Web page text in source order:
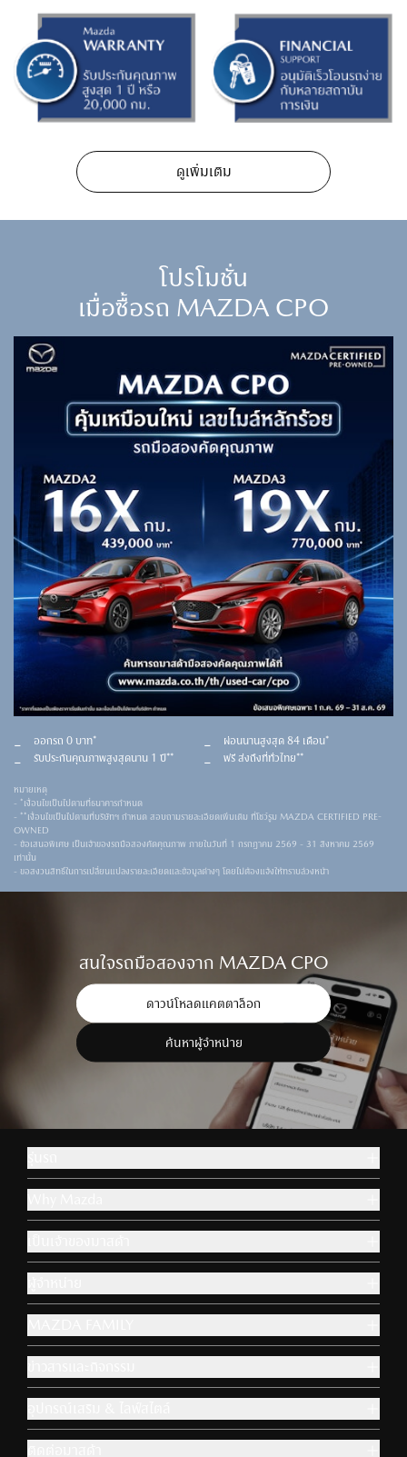
ดูเพิ่มเติม
โปรโมชั่น
เมื่อซื้อรถ MAZDA CPO
ออกรถ 0 บาท*​
ผ่อนนานสูงสุด 84 เดือน*​
รับประกันคุณภาพสูงสุดนาน 1 ปี**​
ฟรี ส่งถึงที่ทั่วไทย**
หมายเหตุ
- *เงื่อนไขเป็นไปตามที่ธนาคารกำหนด
- **เงื่อนไขเป็นไปตามที่บริษัทฯ กำหนด สอบถามรายละเอียดเพิ่มเติม ที่โชว์รูม MAZDA CERTIFIED PRE-
OWNED
- ข้อเสนอพิเศษ เป็นเจ้าของรถมือสองคัดคุณภาพ ภายในวันที่ 1 กรกฎาคม 2569 - 31 สิงหาคม 2569
เท่านั้น
- ขอสงวนสิทธิ์ในการเปลี่ยนแปลงรายละเอียดและข้อมูลต่างๆ โดยไม่ต้องแจ้งให้ทราบล่วงหน้า
สนใจรถมือสองจาก MAZDA CPO
ดาวน์โหลดแคตตาล็อก
ค้นหาผู้จำหน่าย​​